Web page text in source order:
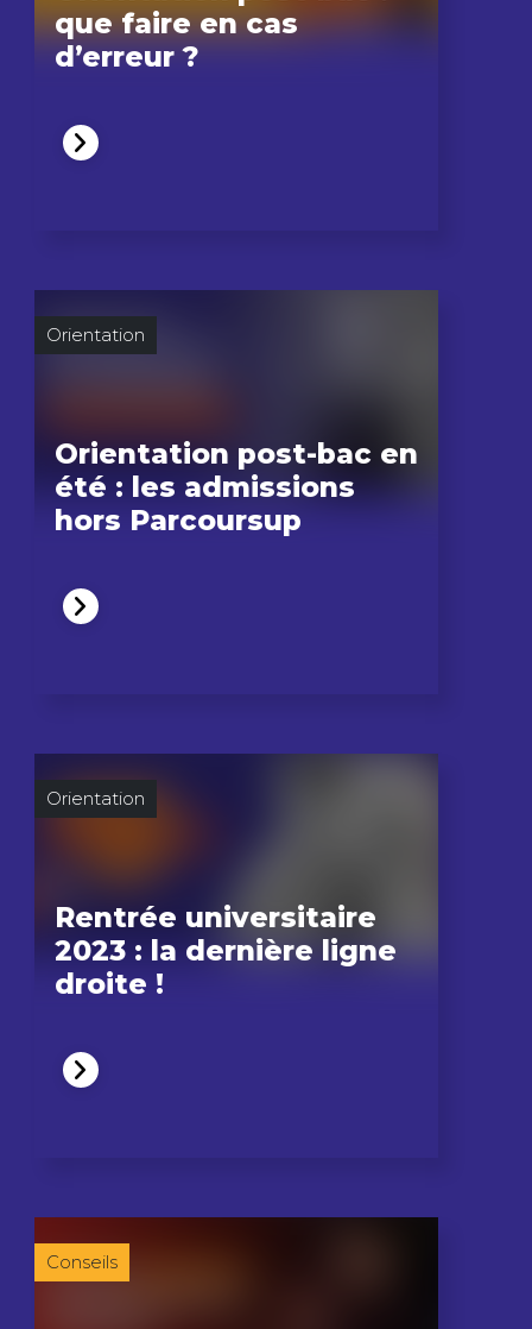
que faire en cas
d’erreur ?
Orientation
Orientation post-bac en
été : les admissions
hors Parcoursup
Orientation
Rentrée universitaire
2023 : la dernière ligne
droite !
Conseils